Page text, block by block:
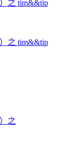
之 tim&&tip
之 tim&&tip
之